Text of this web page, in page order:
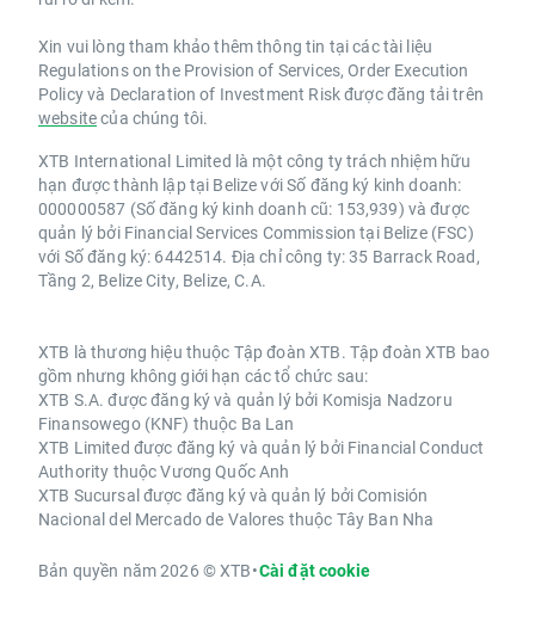
Xin vui lòng tham khảo thêm thông tin tại các tài liệu
Regulations on the Provision of Services, Order Execution
Policy và Declaration of Investment Risk được đăng tải trên
websitecủa chúng tôi.
XTB International Limited là một công ty trách nhiệm hữu
hạn được thành lập tại Belize với Số đăng ký kinh doanh:
000000587 (Số đăng ký kinh doanh cũ: 153,939) và được
quản lý bởi Financial Services Commission tại Belize (FSC)
với Số đăng ký: 6442514. Địa chỉ công ty: 35 Barrack Road,
Tầng 2, Belize City, Belize, C.A.
XTB là thương hiệu thuộc Tập đoàn XTB. Tập đoàn XTB bao
gồm nhưng không giới hạn các tổ chức sau:
XTB S.A. được đăng ký và quản lý bởi Komisja Nadzoru
Finansowego (KNF) thuộc Ba Lan
XTB Limited được đăng ký và quản lý bởi Financial Conduct
Authority thuộc Vương Quốc Anh
XTB Sucursal được đăng ký và quản lý bởi Comisión
Nacional del Mercado de Valores thuộc Tây Ban Nha
Bản quyền năm 2026 © XTB•Cài đặt cookie